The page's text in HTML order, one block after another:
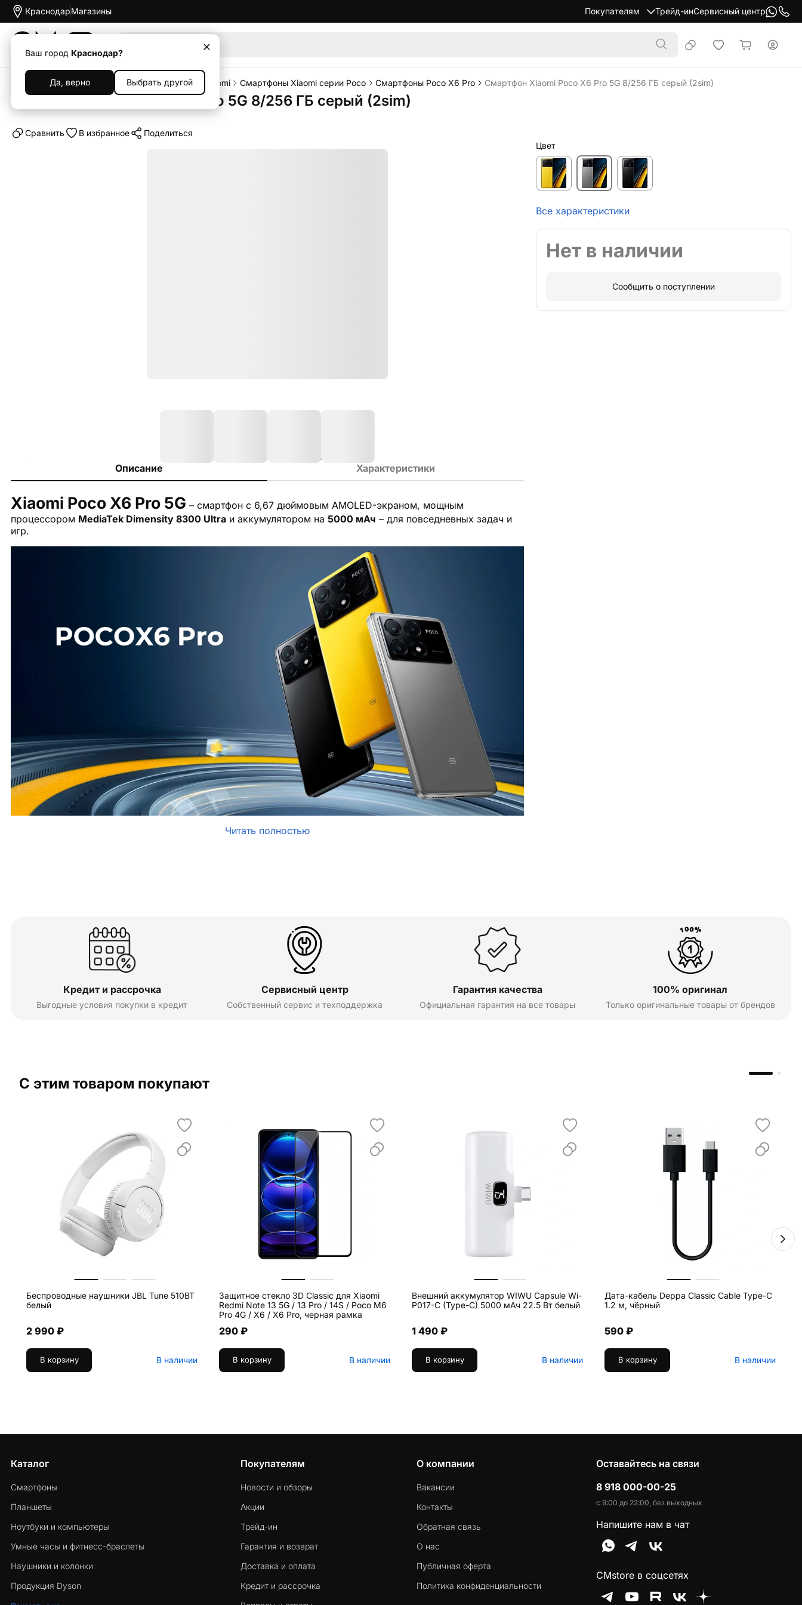
Краснодар
Ваш город Краснодар?
Да, верно Выбрать другой
Магазины Покупателям Трейд-инСервисный центр
Каталог Смартфоны Смартфоны Xiaomi Смартфоны Xiaomi серии Poco Смартфоны Poco X6 Pro Смартфон Xiaomi Poco X6 Pro 5G 8/256 ГБ серый (2sim)
Смартфон Xiaomi Poco X6 Pro 5G 8/256 ГБ серый (2sim)
Cравнить В избранное Поделиться
Описание Характеристики
Xiaomi Poco X6 Pro 5G – смартфон с 6,67 дюймовым AMOLED-экраном, мощным
процессором MediaTek Dimensity 8300 Ultra и аккумулятором на 5000 мАч – для повседневных задач и
игр.
Читать полностью
Цвет
Все характеристики
Нет в наличии
Сообщить о поступлении
Кредит и рассрочка
Выгодные условия покупки в кредит
Сервисный центр
Собственный сервис и техподдержка
Гарантия качества
Официальная гарантия на все товары
100% оригинал
Только оригинальные товары от брендов
С этим товаром покупают
Беспроводные наушники JBL Tune 510BT
белый
2 990 ₽
В корзину В наличии
Защитное стекло 3D Classic для Xiaomi
Redmi Note 13 5G / 13 Pro / 14S / Poco M6
Pro 4G / X6 / X6 Pro, черная рамка
290 ₽
В корзину В наличии
Внешний аккумулятор WIWU Capsule Wi-
P017-C (Type-C) 5000 мАч 22.5 Вт белый
1 490 ₽
В корзину В наличии
Дата-кабель Deppa Classic Cable Type-C
1.2 м, чёрный
590 ₽
В корзину В наличии
Каталог
Смартфоны
Планшеты
Ноутбуки и компьютеры
Умные часы и фитнесс-браслеты
Наушники и колонки
Продукция Dyson
Покупателям
Новости и обзоры
Акции
Трейд-ин
Гарантия и возврат
Доставка и оплата
Кредит и рассрочка
О компании
Вакансии
Контакты
Обратная связь
О нас
Публичная оферта
Политика конфиденциальности
Оставайтесь на связи
8 918 000-00-25
с 9:00 до 22:00, без выходных
Напишите нам в чат
CMstore в соцсетях